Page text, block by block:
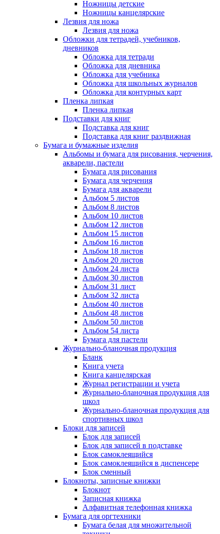
Ножницы детские
Ножницы канцелярские
Лезвия для ножа
Лезвия для ножа
Обложки для тетрадей, учебников,
дневников
Обложка для тетради
Обложка для дневника
Обложка для учебника
Обложка для школьных журналов
Обложка для контурных карт
Пленка липкая
Пленка липкая
Подставки для книг
Подставка для книг
Подставка для книг раздвижная
Бумага и бумажные изделия
Альбомы и бумага для рисования, черчения,
акварели, пастели
Бумага для рисования
Бумага для черчения
Бумага для акварели
Альбом 5 листов
Альбом 8 листов
Альбом 10 листов
Альбом 12 листов
Альбом 15 листов
Альбом 16 листов
Альбом 18 листов
Альбом 20 листов
Альбом 24 листа
Альбом 30 листов
Альбом 31 лист
Альбом 32 листа
Альбом 40 листов
Альбом 48 листов
Альбом 50 листов
Альбом 54 листа
Бумага для пастели
Журнально-бланочная продукция
Бланк
Книга учета
Книга канцелярская
Журнал регистрации и учета
Журнально-бланочная продукция для
школ
Журнально-бланочная продукция для
спортивных школ
Блоки для записей
Блок для записей
Блок для записей в подставке
Блок самоклеящийся
Блок самоклеящийся в диспенсере
Блок сменный
Блокноты, записные книжки
Блокнот
Записная книжка
Алфавитная телефонная книжка
Бумага для оргтехники
Бумага белая для множительной